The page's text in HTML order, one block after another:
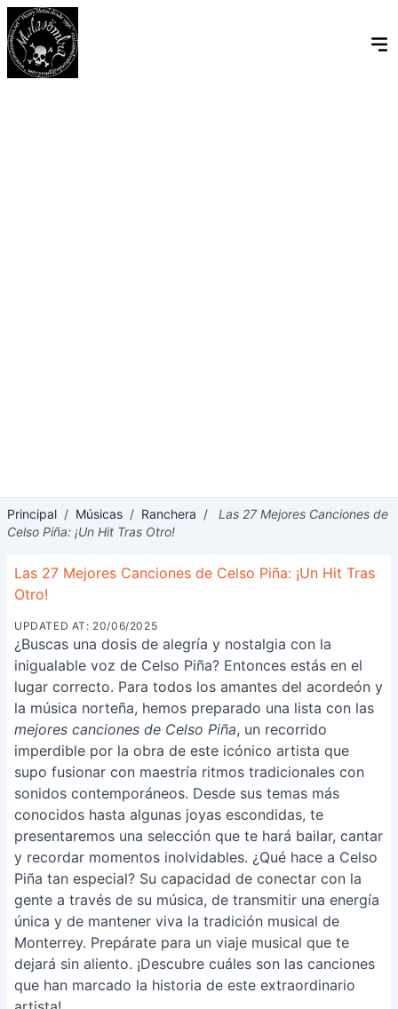
Principal / Músicas / Ranchera /
Las 27 Mejores Canciones de
Celso Piña: ¡Un Hit Tras Otro!
Las 27 Mejores Canciones de Celso Piña: ¡Un Hit Tras
Otro!
UPDATED AT: 20/06/2025
¿Buscas una dosis de alegría y nostalgia con la
inigualable voz de Celso Piña? Entonces estás en el
lugar correcto. Para todos los amantes del acordeón y
la música norteña, hemos preparado una lista con las
mejores canciones de Celso Piña, un recorrido
imperdible por la obra de este icónico artista que
supo fusionar con maestría ritmos tradicionales con
sonidos contemporáneos. Desde sus temas más
conocidos hasta algunas joyas escondidas, te
presentaremos una selección que te hará bailar, cantar
y recordar momentos inolvidables. ¿Qué hace a Celso
Piña tan especial? Su capacidad de conectar con la
gente a través de su música, de transmitir una energía
única y de mantener viva la tradición musical de
Monterrey. Prepárate para un viaje musical que te
dejará sin aliento. ¡Descubre cuáles son las canciones
que han marcado la historia de este extraordinario